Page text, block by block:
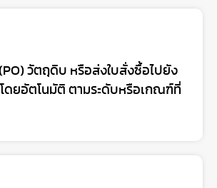
วัตถุดิบ หรือส่งใบสั่งซื้อไปยัง
ดยอัตโนมัติ ตามระดับหรือเกณฑ์ที่